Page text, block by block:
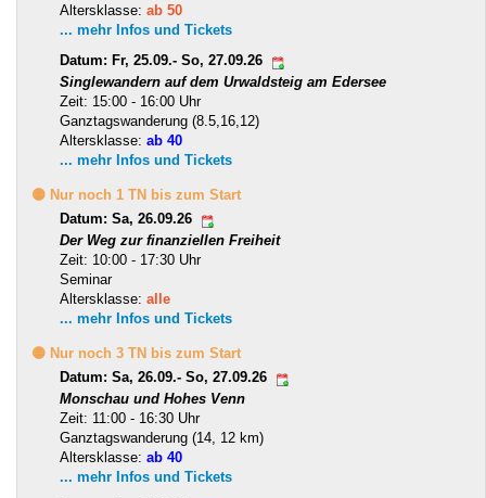
Altersklasse: ab 50
... mehr Infos und Tickets
Datum: Fr, 25.09.- So, 27.09.26
Singlewandern auf dem Urwaldsteig am Edersee
Zeit: 15:00 - 16:00 Uhr
Ganztagswanderung (8.5,16,12)
Altersklasse: ab 40
... mehr Infos und Tickets
🟡 Nur noch 1 TN bis zum Start
Datum: Sa, 26.09.26
Der Weg zur finanziellen Freiheit
Zeit: 10:00 - 17:30 Uhr
Seminar
Altersklasse: alle
... mehr Infos und Tickets
🟡 Nur noch 3 TN bis zum Start
Datum: Sa, 26.09.- So, 27.09.26
Monschau und Hohes Venn
Zeit: 11:00 - 16:30 Uhr
Ganztagswanderung (14, 12 km)
Altersklasse: ab 40
... mehr Infos und Tickets